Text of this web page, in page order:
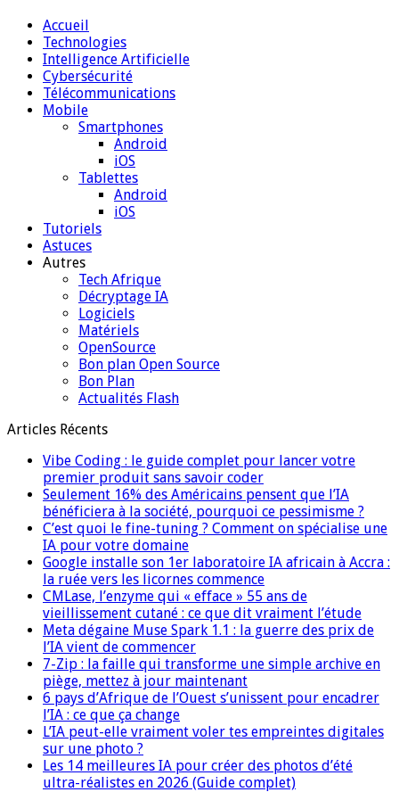
Accueil
Technologies
Intelligence Artificielle
Cybersécurité
Télécommunications
Mobile
Smartphones
Android
iOS
Tablettes
Android
iOS
Tutoriels
Astuces
Autres
Tech Afrique
Décryptage IA
Logiciels
Matériels
OpenSource
Bon plan Open Source
Bon Plan
Actualités Flash
Articles Récents
Vibe Coding : le guide complet pour lancer votre
premier produit sans savoir coder
Seulement 16% des Américains pensent que l’IA
bénéficiera à la société, pourquoi ce pessimisme ?
C’est quoi le fine-tuning ? Comment on spécialise une
IA pour votre domaine
Google installe son 1er laboratoire IA africain à Accra :
la ruée vers les licornes commence
CMLase, l’enzyme qui « efface » 55 ans de
vieillissement cutané : ce que dit vraiment l’étude
Meta dégaine Muse Spark 1.1 : la guerre des prix de
l’IA vient de commencer
7-Zip : la faille qui transforme une simple archive en
piège, mettez à jour maintenant
6 pays d’Afrique de l’Ouest s’unissent pour encadrer
l’IA : ce que ça change
L’IA peut-elle vraiment voler tes empreintes digitales
sur une photo ?
Les 14 meilleures IA pour créer des photos d’été
ultra-réalistes en 2026 (Guide complet)